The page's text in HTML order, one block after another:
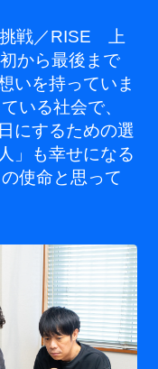
戦／RISE 上
から最後まで
いを持っていま
いる社会で、
にするための選
」も幸せになる
使命と思って